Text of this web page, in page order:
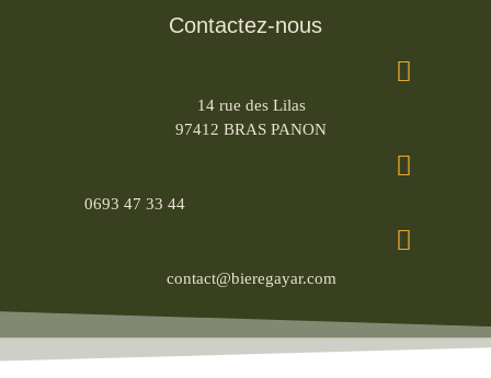
Contactez-nous
14 rue des Lilas
97412 BRAS PANON
0693 47 33 44
contact@bieregayar.com